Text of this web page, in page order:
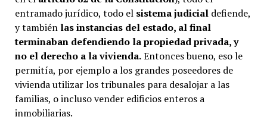
entramado jurídico, todo el sistema judicialdefiende,
y también las instancias del estado, al final
terminaban defendiendo la propiedad privada, y
no el derecho a la vivienda.Entonces bueno, eso le
permitía, por ejemplo a los grandes poseedores de
vivienda utilizar los tribunales para desalojar a las
familias, o incluso vender edificios enteros a
inmobiliarias.